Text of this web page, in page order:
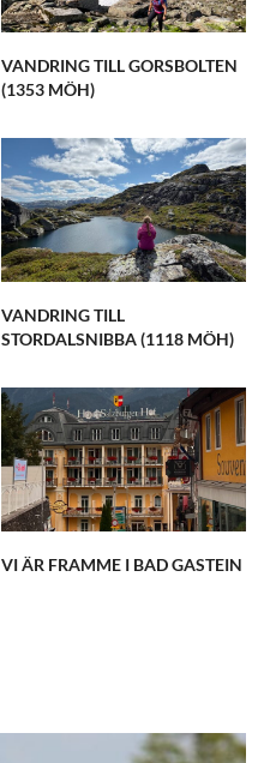
VANDRING TILL GORSBOLTEN
(1353 MÖH)
VANDRING TILL
STORDALSNIBBA (1118 MÖH)
VI ÄR FRAMME I BAD GASTEIN